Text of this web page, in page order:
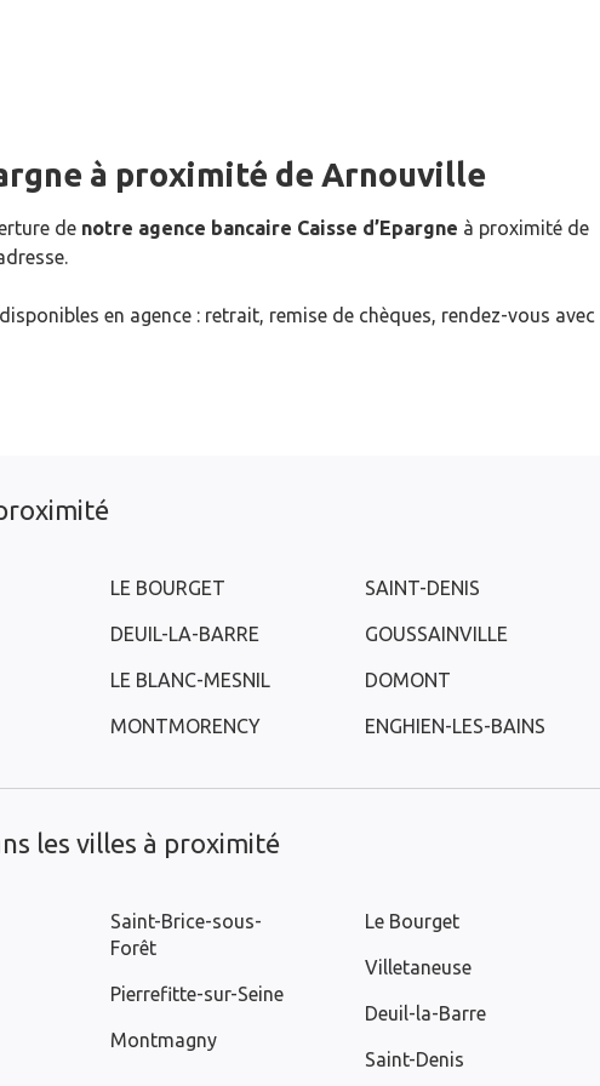
à proximité de Arnouville
de notre agence bancaire Caisse d’Epargne à proximité de
en agence : retrait, remise de chèques, rendez-vous avec
LE BOURGET
DEUIL-LA-BARRE
LE BLANC-MESNIL
MONTMORENCY
SAINT-DENIS
GOUSSAINVILLE
DOMONT
ENGHIEN-LES-BAINS
les villes à proximité
Saint-Brice-sous-
Forêt
Pierrefitte-sur-Seine
Montmagny
Le Bourget
Villetaneuse
Deuil-la-Barre
Saint-Denis